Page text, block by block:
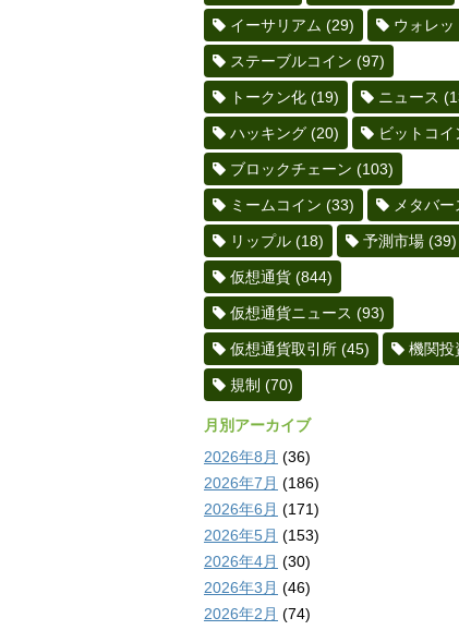
イーサリアム (29) ウォレッ
ステーブルコイン (97)
トークン化 (19) ニュース
ハッキング (20) ビットコイ
ブロックチェーン (103)
ミームコイン (33) メタバー
リップル (18) 予測市場 (39)
仮想通貨 (844)
仮想通貨ニュース (93)
仮想通貨取引所 (45) 機関投
規制 (70)
月別アーカイブ
2026年8月 (36)
2026年7月 (186)
2026年6月 (171)
2026年5月 (153)
2026年4月 (30)
2026年3月 (46)
2026年2月 (74)